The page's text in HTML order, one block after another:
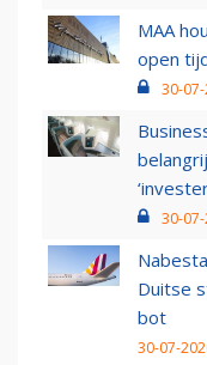
MAA
open
30-
30-
Duitse
bot
30-07-